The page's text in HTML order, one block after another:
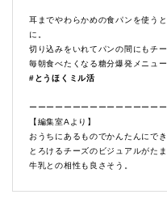
耳までやわらかめの食パンを使う
に。
切り込みをいれてパンの間にもチー
毎朝食べたくなる糖分爆発メニュ
#とうほくミル活
ーーーーーーーーーーーーーーー
【編集室Aより】
おうちにあるものでかんたんにで
とろけるチーズのビジュアルがた
牛乳との相性も良さそう。